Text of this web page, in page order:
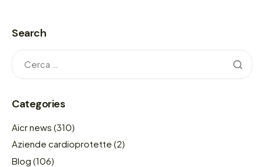
Search
Categories
Aicr news (310)
Aziende cardioprotette (2)
Blog (106)